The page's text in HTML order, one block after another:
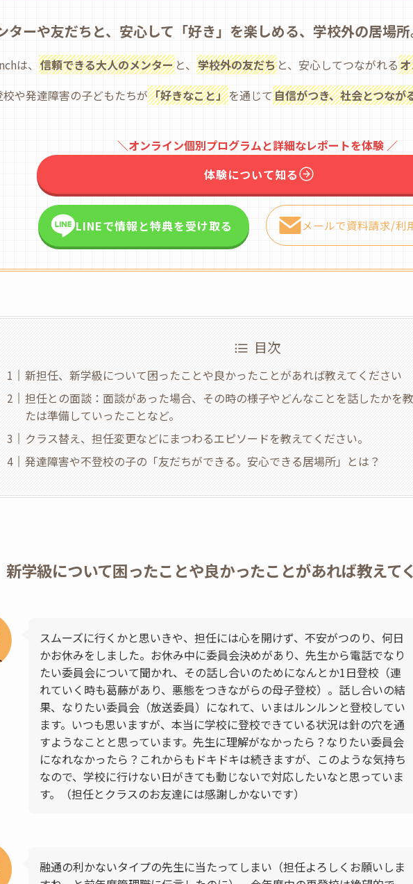
ターや友だちと、安心して「好き」を楽しめる、学校外の居場
は、 信頼できる大人のメンター と、 学校外の友だち と、安心してつながれる
校や発達障害の子どもたちが「好きなこと」を通じて自信がつき、社会とつなが
＼オンライン個別プログラムと詳細なレポートを体験 ／
体験について知る
LINEで情報と特典を受け取る メールで資料請求/利
目次
新担任、新学級について困ったことや良かったことがあれば教えてください
担任との面談：面談があった場合、その時の様子やどんなことを話したかを
たは準備していったことなど。
クラス替え、担任変更などにまつわるエピソードを教えてください。
発達障害や不登校の子の「友だちができる。安心できる居場所」とは？
新学級について困ったことや良かったことがあれば教えて
スムーズに行くかと思いきや、担任には心を開けず、不安がつのり、何日
かお休みをしました。お休み中に委員会決めがあり、先生から電話でなり
たい委員会について聞かれ、その話し合いのためになんとか1日登校（連
れていく時も葛藤があり、悪態をつきながらの母子登校）。話し合いの結
果、なりたい委員会（放送委員）になれて、いまはルンルンと登校してい
ます。いつも思いますが、本当に学校に登校できている状況は針の穴を通
すようなことと思っています。先生に理解がなかったら？なりたい委員会
になれなかったら？これからもドキドキは続きますが、このような気持ち
なので、学校に行けない日がきても動じないで対応したいなと思っていま
す。（担任とクラスのお友達には感謝しかないです）
融通の利かないタイプの先生に当たってしまい（担任よろしくお願いしま